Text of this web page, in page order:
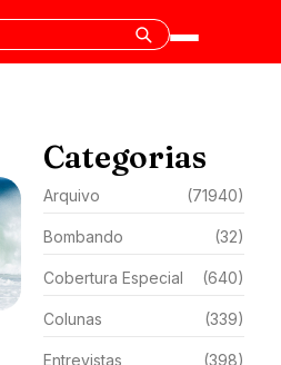
Categorias
Arquivo (71940)
Bombando (32)
Cobertura Especial (640)
Colunas (339)
Entrevistas (398)